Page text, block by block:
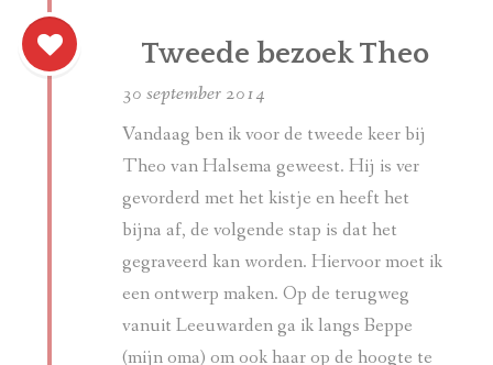
Tweede bezoek Theo
30 september 2014
Vandaag ben ik voor de tweede keer bij
Theo van Halsema geweest. Hij is ver
gevorderd met het kistje en heeft het
bijna af, de volgende stap is dat het
gegraveerd kan worden. Hiervoor moet ik
een ontwerp maken. Op de terugweg
vanuit Leeuwarden ga ik langs Beppe
(mijn oma) om ook haar op de hoogte te